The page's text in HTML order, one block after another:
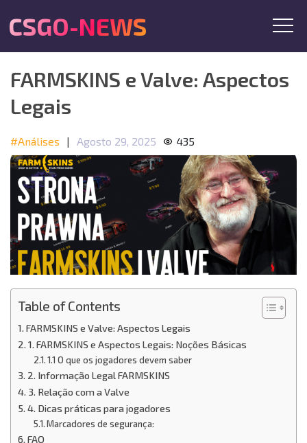
CSGO-NEWS
FARMSKINS e Valve: Aspectos
Legais
#Análises | Agosto 29, 2025 435
Table of Contents
FARMSKINS e Valve: Aspectos Legais
1. FARMSKINS e Aspectos Legais: Noções Básicas
1.1 O que os jogadores devem saber
2. Informação Legal FARMSKINS
3. Relação com a Valve
4. Dicas práticas para jogadores
Marcadores de segurança:
FAQ